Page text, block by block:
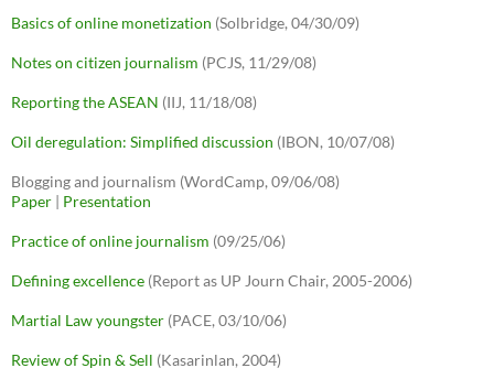
Basics of online monetization (Solbridge, 04/30/09)
Notes on citizen journalism (PCJS, 11/29/08)
Reporting the ASEAN (IIJ, 11/18/08)
Oil deregulation: Simplified discussion (IBON, 10/07/08)
Blogging and journalism (WordCamp, 09/06/08)
Paper | Presentation
Practice of online journalism (09/25/06)
Defining excellence (Report as UP Journ Chair, 2005-2006)
Martial Law youngster (PACE, 03/10/06)
Review of Spin & Sell (Kasarinlan, 2004)